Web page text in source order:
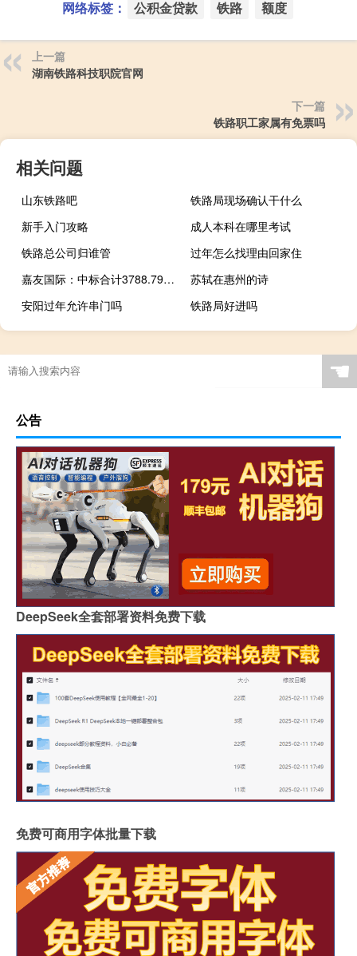
网络标签： 公积金贷款 铁路 额度
上一篇
湖南铁路科技职院官网
下一篇
铁路职工家属有免票吗
相关问题
山东铁路吧
铁路局现场确认干什么
新手入门攻略
成人本科在哪里考试
铁路总公司归谁管
过年怎么找理由回家住
嘉友国际：中标合计3788.79万美元项目
苏轼在惠州的诗
安阳过年允许串门吗
铁路局好进吗
☚
公告
DeepSeek全套部署资料免费下载
免费可商用字体批量下载